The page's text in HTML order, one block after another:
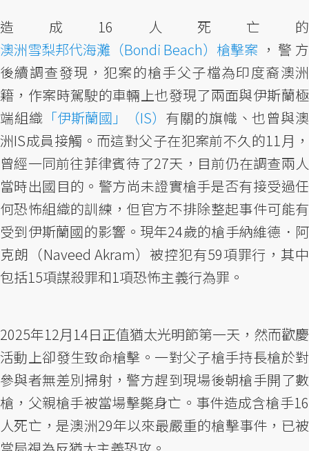
造成16人死亡的
澳洲雪梨邦代海灘（Bondi Beach）槍擊案 ，警方
後續調查發現，犯案的槍手父子檔為印度裔澳洲
籍，作案時駕駛的車輛上也發現了兩面與伊斯蘭極
端組織 「伊斯蘭國」（IS） 有關的旗幟、也曾與澳
洲IS成員接觸。而這對父子在犯案前不久的11月，
曾經一同前往菲律賓待了27天，目前仍在調查兩人
當時出國目的。警方尚未證實槍手是否有接受過任
何恐怖組織的訓練，但官方不排除整起事件可能有
受到伊斯蘭國的影響。現年24歲的槍手納維德．阿
克朗（Naveed Akram）被控犯有59項罪行，其中
包括15項謀殺罪和1項恐怖主義行為罪。
2025年12月14日正值猶太光明節第一天，然而歡慶
活動上卻發生致命槍擊。一對父子槍手持長槍於對
參與者無差別掃射，警方趕到現場後朝槍手開了數
槍，父親槍手被當場擊斃身亡。事件造成含槍手16
人死亡，是澳洲29年以來最嚴重的槍擊事件，已被